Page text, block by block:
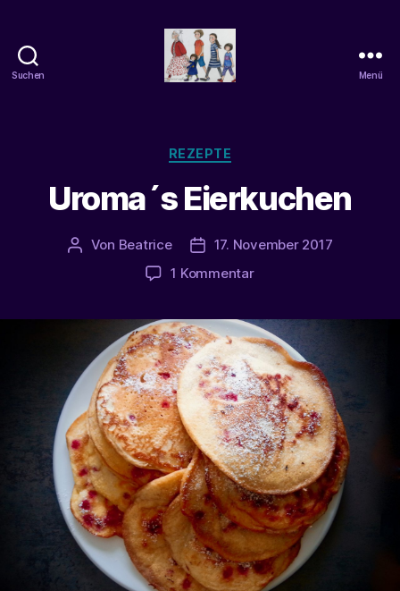
Suchen Menü
Kategorien
REZEPTE
Uroma´s Eierkuchen
Beitragsautor
Von Beatrice Veröffentlichungsdatum
17. November 2017
1 Kommentarzu
Eierkuchen